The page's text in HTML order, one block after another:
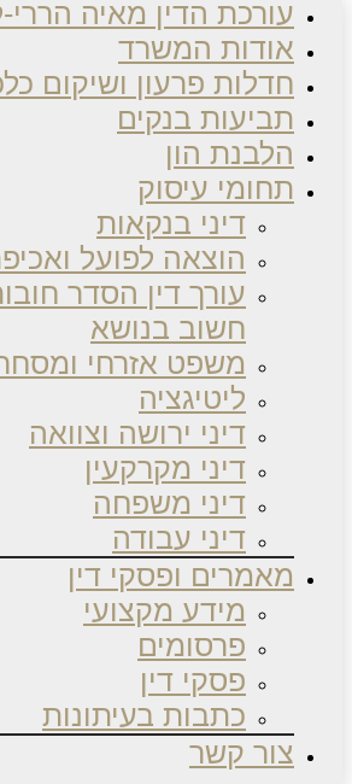
עורכת הדין מאיה הררי-
אודות המשרד
חדלות פרעון ושיקום
תביעות בנקים
הלבנת הון
תחומי עיסוק
דיני בנקאות
הוצאה לפועל ואכיפת
עורך דין הסדר
חשוב בנושא
משפט אזרחי ומסחרי
ליטיגציה
דיני ירושה וצוואה
דיני מקרקעין
דיני משפחה
דיני עבודה
מאמרים ופסקי דין
מידע מקצועי
פרסומים
פסקי דין
כתבות בעיתונות
צור קשר